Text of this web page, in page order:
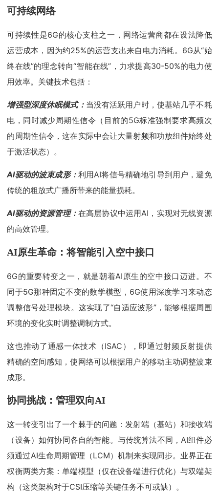
可持续网络
可持续性是6G的核心支柱之一，网络运营商都在设法降低
运营成本，因为约25%的运营支出来自电力消耗。6G从“始
终在线”的理念转向“智能在线”，力求提高30-50%的电力使
用效率。关键技术包括：
增强型深度休眠模式： 当没有活跃用户时，使基站几乎不耗
电，同时减少周期性信令（目前的5G标准强制要求高频次
的周期性信令，这在实际中会让大量射频和功放组件始终处
于激活状态）。
AI驱动的波束成形： 利用AI将信号精确地引导到用户，避免
传统的粗放式广播所带来的能量损耗。
AI驱动的资源管理： 在高层协议中运用AI，实现对无线资源
的高效管理。
AI原生革命：将智能引入空中接口
6G的重要转变之一，就是朝着AI原生的空中接口迈进。不
同于5G那种固定不变的数学模型，6G使用深度学习来动态
调整信号处理模块。这实现了“自适应波形”，能够根据周围
环境的变化实时调整调制方式。
这也推动了通感一体技术（ISAC），即通过射频反射提供
精确的空间感知，使网络可以根据用户的移动主动调整波束
成形。
协同挑战：管理双向AI
这一转变引出了一个棘手的问题：发射端（基站）和接收端
（设备）如何协同各自的智能。与传统算法不同，AI组件必
须通过AI生命周期管理（LCM）机制来实现同步。业界正在
权衡两类方案：单端模型（仅在设备端进行优化）与双端架
构（这类架构对于CSI压缩等关键任务不可或缺）。